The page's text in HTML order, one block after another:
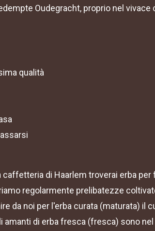
Oudegracht, proprio nel vivace
qualità
caffetteria di Haarlem troverai erba per
regolarmente prelibatezze
da noi per l'erba curata (maturata) il
amanti di erba fresca (fresca) sono